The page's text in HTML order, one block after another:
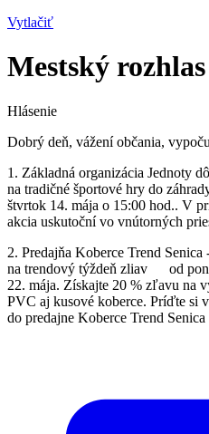
Vytlačiť
Mestský
Hlásenie
Dobrý deň, vážení občania,
1. Základná organizácia Jednoty
na tradičné športové hry do
štvrtok 14. mája o 15:00 hod.. V
akcia uskutoční vo vnútorných
2. Predajňa Koberce Trend
na trendový týždeň zliav od
22. mája. Získajte 20 % zľavu na
PVC aj kusové koberce. Príďte si
do predajne Koberce Trend